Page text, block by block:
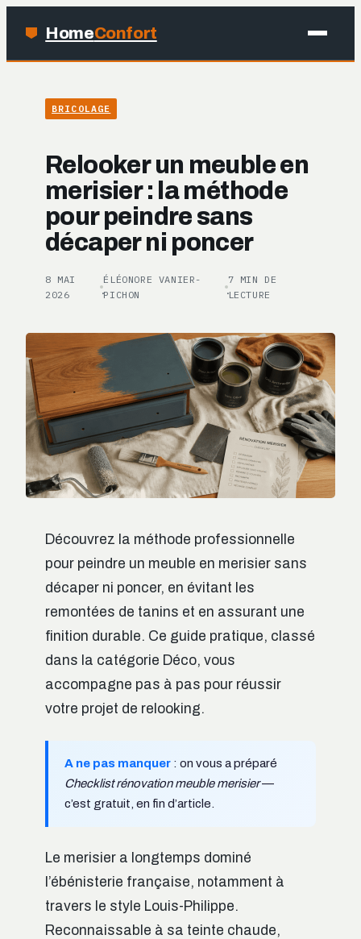
HomeConfort
JARDINAGE
DÉCO
BRICOLAGE
Relooker un meuble en
merisier : la méthode
pour peindre sans
décaper ni poncer
8 MAI
2026
·
ÉLÉONORE VANIER-
PICHON
·
7 MIN DE
LECTURE
Découvrez la méthode professionnelle
pour peindre un meuble en merisier sans
décaper ni poncer, en évitant les
remontées de tanins et en assurant une
finition durable. Ce guide pratique, classé
dans la catégorie Déco, vous
accompagne pas à pas pour réussir
votre projet de relooking.
A ne pas manquer : on vous a préparé
Checklist rénovation meuble merisier—
c’est gratuit, en fin d’article.
Le merisier a longtemps dominé
l’ébénisterie française, notamment à
travers le style Louis-Philippe.
Reconnaissable à sa teinte chaude,